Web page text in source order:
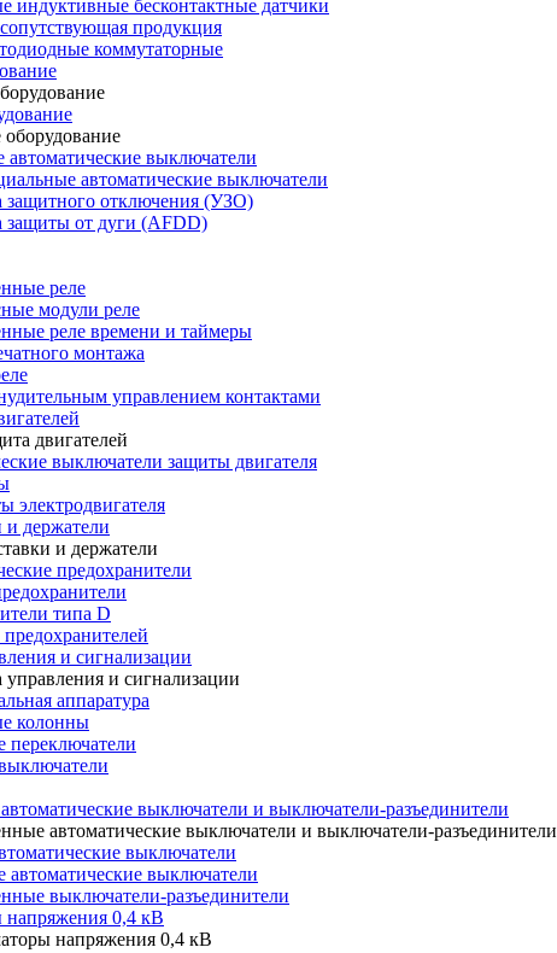
индуктивные бесконтактные датчики
продукция
коммутаторные
выключатели
автоматические выключатели
защитного отключения (УЗО)
защиты от дуги (AFDD)
реле
модули реле
реле времени и таймеры
монтажа
управлением контактами
двигателей
выключатели защиты двигателя
электродвигателя
и держатели
и держатели
предохранители
типа D
и сигнализации
управления и сигнализации
аппаратура
колонны
переключатели
выключатели и выключатели-разъединители
автоматические выключатели и выключатели-разъединители
выключатели
выключатели
выключатели-разъединители
напряжения 0,4 кВ
напряжения 0,4 кВ